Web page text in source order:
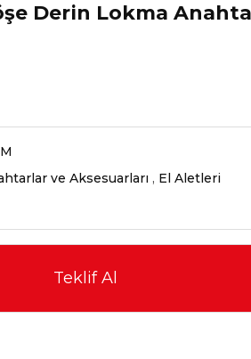
Derin Lokma
ve Aksesuarları , El Aletleri
Teklif Al